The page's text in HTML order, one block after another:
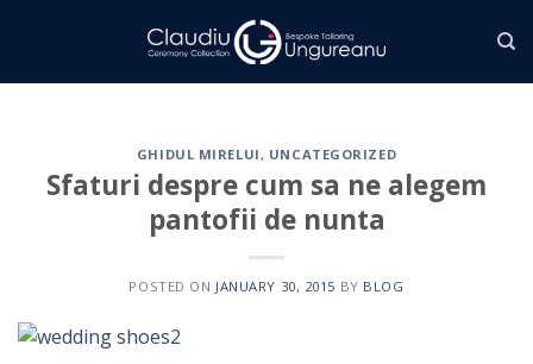
GHIDUL MIRELUI, UNCATEGORIZED
Sfaturi despre cum sa ne alegem
pantofii de nunta
POSTED ON JANUARY 30, 2015 BY BLOG